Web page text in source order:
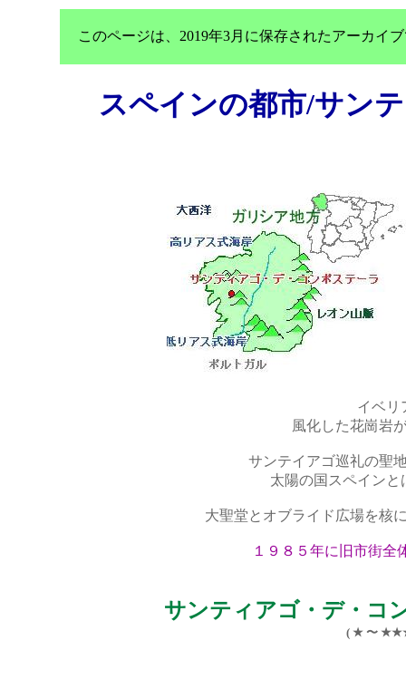
このページは、2019年3月に保存されたアーカイ
スペインの都市/サン
イベリ
風化した花崗岩
サンテイアゴ巡礼の聖
太陽の国スペイン
大聖堂とオブライド広場を核
１９８５年に旧市街全
サンティアゴ・デ・コ
( ★ 〜 ★★★